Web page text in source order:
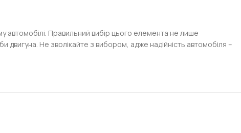
автомобілі. Правильний вибір цього елемента не лише
Не зволікайте з вибором, адже надійність автомобіля –